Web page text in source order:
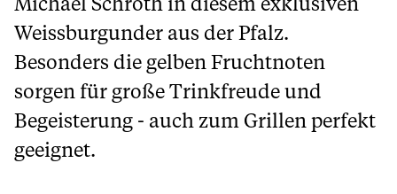
Michael Schroth in diesem exklusiven
Weissburgunder aus der Pfalz.
Besonders die gelben Fruchtnoten
sorgen für große Trinkfreude und
Begeisterung - auch zum Grillen perfekt
geeignet.